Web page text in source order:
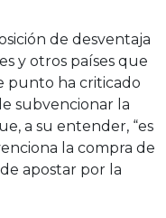
de desventaja
y otros países que
punto ha criticado
subvencionar la
a su entender, “es
la compra de
apostar por la